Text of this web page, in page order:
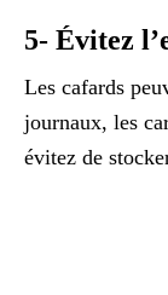
5- Évitez
Les cafards
journaux, les
évitez de